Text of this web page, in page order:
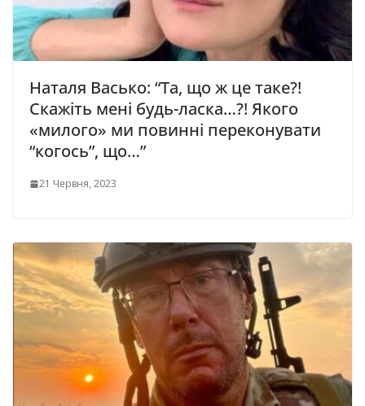
Наталя Васько: “Та, що ж це таке?!
Скажіть мені будь-ласка…?! Якого
«милого» ми повинні переконувати
“когось”, що…”
21 Червня, 2023